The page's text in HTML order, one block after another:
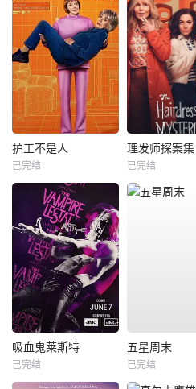
护工不是人
已完结
理发师探案集
已完结
吸血鬼莱斯特
已完结
五星周末
已完结